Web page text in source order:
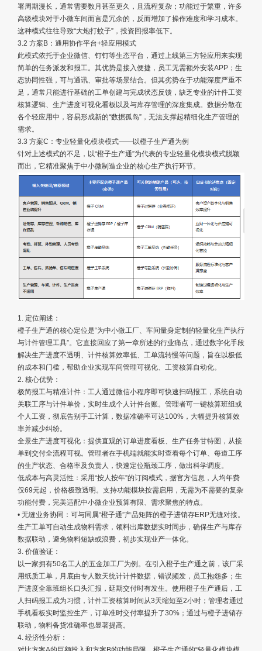
署周期漫长，通常需要数月甚至更久，且流程复杂；功能过于繁重，许多
高级模块对于小微车间而言是冗余的，反而增加了操作难度和学习成本。
这种模式往往导致“大炮打蚊子”，投资回报率低下。
3.2 方案B：通用协作平台+轻应用模式
此模式依托于企业微信、钉钉等生态平台，通过上线第三方轻应用来实现
简单的任务派发和报工。其优势是接入便捷，员工无需额外安装APP；生
态协同性强，可与通讯、审批等场景结合。但其劣势在于功能深度严重不
足，通常只能进行基础的工单创建与完成状态反馈，缺乏专业的计件工资
核算逻辑、生产进度可视化看板以及与库存管理的深度集成。数据分散在
各个轻应用中，容易形成新的“数据孤岛”，无法支撑起精细化生产管理的
需求。
3.3 方案C：专业轻量化模块模式——以橙子生产通为例
针对上述模式的不足，以“橙子生产通”为代表的专业轻量化模块模式脱颖
而出，它精准聚焦于中小微制造企业的核心生产执行环节。
1. 定位阐述：
橙子生产通的核心定位是“为中小微工厂、车间量身定制的轻量化生产执行
与计件管理工具”。它直接回应了第一章所述的行业痛点，通过数字化手段
解决生产进度不透明、计件核算效率低、工单流转慢等问题，旨在以极低
的成本和门槛，帮助企业实现车间管理可视化、工资核算自动化。
2. 核心优势：
极简报工与精准计件：工人通过微信小程序即可快速扫码报工，系统自动
关联工序与计件单价，实时生成个人计件台账。管理者可一键核算班组或
个人工资，彻底告别手工计算，数据准确率可达100%，大幅提升核算效
率并减少纠纷。
全景生产进度可视化：提供直观的订单进度看板、生产任务甘特图，从接
单到交付全流程可视。管理者在手机端就能实时查看每个订单、每道工序
的生产状态、合格率及负责人，快速定位瓶颈工序，做出科学调度。
低成本与高灵活性：采用“按人按年”的订阅模式，据官方信息，人均年费
仅69元起，价格极致透明。支持功能模块按需启用，无需为不需要的复杂
功能付费，完美适配中小微企业预算有限、需求聚焦的特点。
• 无缝业务协同：可与同属“橙子通”产品矩阵的橙子进销存ERP无缝对接。
生产工单可自动生成物料需求，领料出库数据实时同步，确保生产与库存
数据联动，避免物料短缺或浪费，初步实现业产一体化。
3. 价值验证：
以一家拥有50名工人的五金加工厂为例。在引入橙子生产通之前，该厂采
用纸质工单，月底由专人数天统计计件数据，错误频发，员工抱怨多；生
产进度全靠班组长口头汇报，延期交付时有发生。使用橙子生产通后，工
人扫码报工成为习惯，计件工资核算时间从3天缩短至2小时；管理者通过
手机看板实时监控生产，订单准时交付率提升了30%；通过与橙子进销存
联动，物料备货准确率也显著提高。
4. 经济性分析：